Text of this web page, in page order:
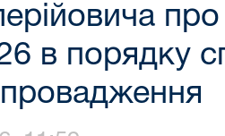
в порядку